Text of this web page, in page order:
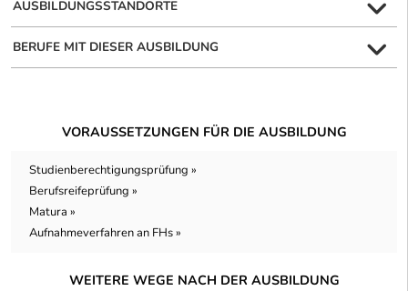
AUSBILDUNGSSTANDORTE
BERUFE MIT DIESER AUSBILDUNG
VORAUSSETZUNGEN FÜR DIE AUSBILDUNG
Studienberechtigungsprüfung »
Berufsreifeprüfung »
Matura »
Aufnahmeverfahren an FHs »
WEITERE WEGE NACH DER AUSBILDUNG